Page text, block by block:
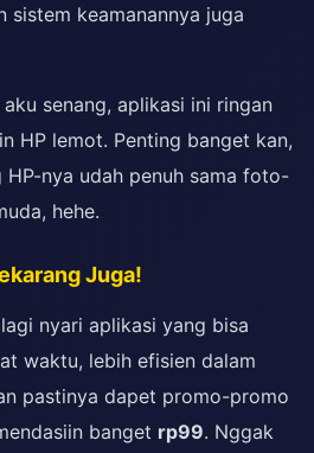
sistem keamanannya juga
senang, aplikasi ini ringan
HP lemot. Penting banget kan,
nya udah penuh sama foto-
hehe.
Juga!
nyari aplikasi yang bisa
waktu, lebih efisien dalam
pastinya dapet promo-promo
banget rp99. Nggak